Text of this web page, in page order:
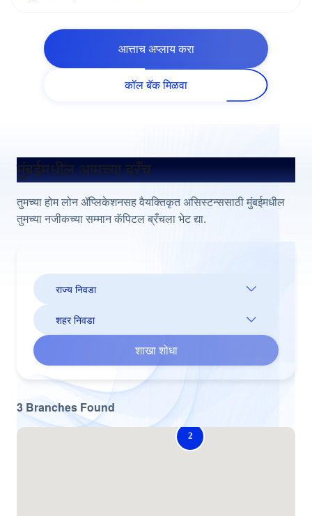
आत्ताच अप्लाय करा
कॉल बॅक मिळवा
मुंबईमधील आमच्या ब्रँच
तुमच्या होम लोन ॲप्लिकेशनसह वैयक्तिकृत असिस्टन्ससाठी मुंबईमधील
तुमच्या नजीकच्या सम्मान कॅपिटल ब्रँचला भेट द्या.
शाखा शोधा
3 Branches Found